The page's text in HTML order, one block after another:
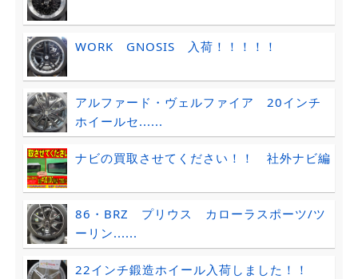
WORK GNOSIS 入荷！！！！！
アルファード・ヴェルファイア 20インチ
ホイールセ......
ナビの買取させてください！！ 社外ナビ編
86・BRZ プリウス カローラスポーツ/ツ
ーリン......
22インチ鍛造ホイール入荷しました！！